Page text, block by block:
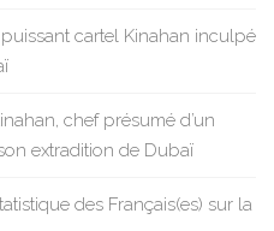
cartel Kinahan inculpé
chef présumé d’un
extradition de Dubaï
des Français(es) sur la